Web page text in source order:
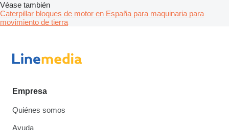
Véase también
Caterpillar bloques de motor en España para maquinaria para
movimiento de tierra
Empresa
Quiénes somos
Ayuda